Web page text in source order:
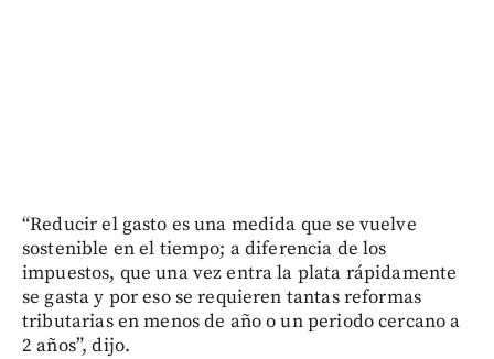
“Reducir el gasto es una medida que se vuelve
sostenible en el tiempo; a diferencia de los
impuestos, que una vez entra la plata rápidamente
se gasta y por eso se requieren tantas reformas
tributarias en menos de año o un periodo cercano a
2 años”, dijo.